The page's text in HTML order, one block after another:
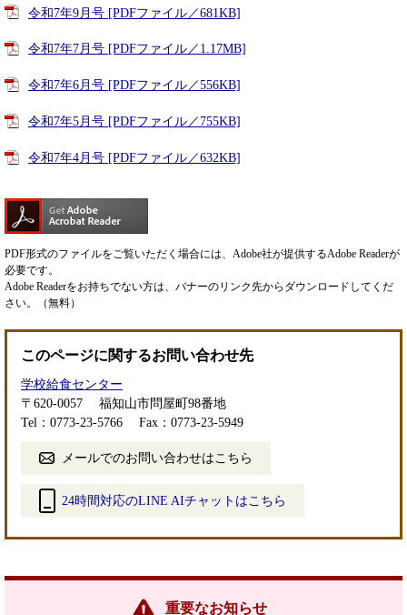
令和7年9月号 [PDFファイル／681KB]
令和7年7月号 [PDFファイル／1.17MB]
令和7年6月号 [PDFファイル／556KB]
令和7年5月号 [PDFファイル／755KB]
令和7年4月号 [PDFファイル／632KB]
PDF形式のファイルをご覧いただく場合には、Adobe社が提供するAdobe Readerが
必要です。
Adobe Readerをお持ちでない方は、バナーのリンク先からダウンロードしてくだ
さい。（無料）
このページに関するお問い合わせ先
学校給食センター
〒620-0057
福知山市問屋町98番地
Tel：0773-23-5766
Fax：0773-23-5949
メールでのお問い合わせはこちら
24時間対応のLINE AIチャットはこちら
リ
重要なお知らせ